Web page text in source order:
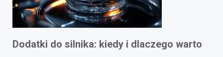
Dodatki do silnika: kiedy i dlaczego warto